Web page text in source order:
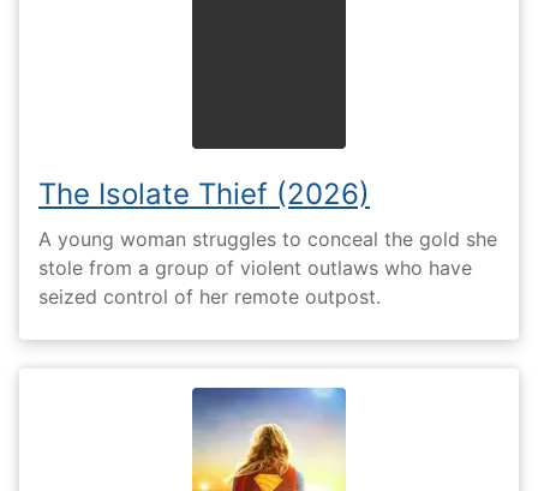
The Isolate Thief (2026)
A young woman struggles to conceal the gold she
stole from a group of violent outlaws who have
seized control of her remote outpost.